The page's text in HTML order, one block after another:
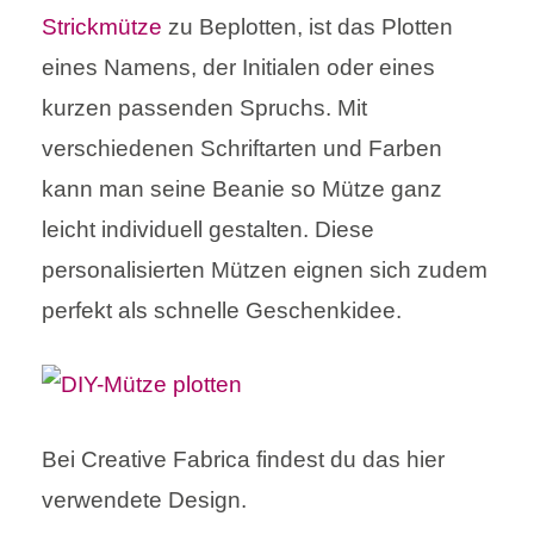
Strickmütze zu Beplotten, ist das Plotten
eines Namens, der Initialen oder eines
kurzen passenden Spruchs. Mit
verschiedenen Schriftarten und Farben
kann man seine Beanie so Mütze ganz
leicht individuell gestalten. Diese
personalisierten Mützen eignen sich zudem
perfekt als schnelle Geschenkidee.
Bei Creative Fabrica findest du das hier
verwendete Design.